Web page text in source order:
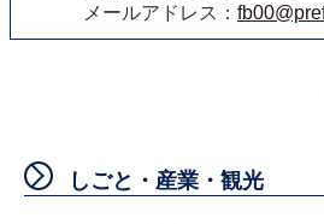
メールアドレス：
しごと・産業・観光